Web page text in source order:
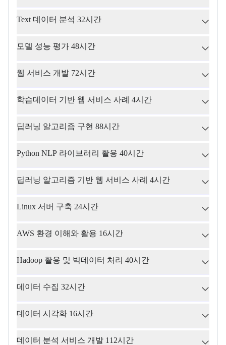
Text 데이터 분석 32시간
모델 성능 평가 48시간
웹 서비스 개발 72시간
학습데이터 기반 웹 서비스 사례 4시간
딥러닝 알고리즘 구현 88시간
Python NLP 라이브러리 활용 40시간
딥러닝 알고리즘 기반 웹 서비스 사례 4시간
Linux 서버 구축 24시간
AWS 환경 이해와 활용 16시간
Hadoop 활용 및 빅데이터 처리 40시간
데이터 수집 32시간
데이터 시각화 16시간
데이터 분석 서비스 개발 112시간